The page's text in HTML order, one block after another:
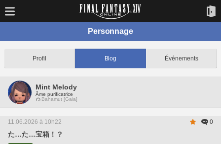
Personnage
Profil Blog Événements
Mint Melody
Âme purificatrice
Bahamut [Gaia]
11.06.2026 à 10h22 0
た…た…宝箱！？